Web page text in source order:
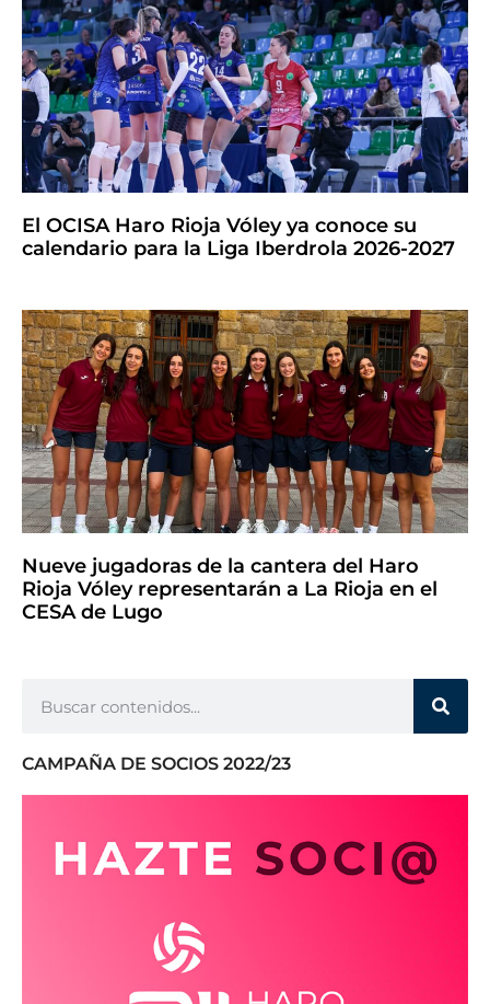
El OCISA Haro Rioja Vóley ya conoce su
calendario para la Liga Iberdrola 2026-2027
Nueve jugadoras de la cantera del Haro
Rioja Vóley representarán a La Rioja en el
CESA de Lugo
CAMPAÑA DE SOCIOS 2022/23